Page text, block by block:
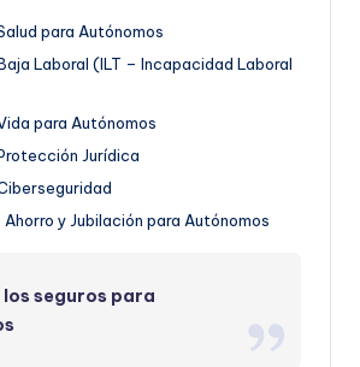
para Autónomos
Laboral (ILT – Incapacidad Laboral
para Autónomos
Jurídica
Ahorro y Jubilación para Autónomos
seguros para